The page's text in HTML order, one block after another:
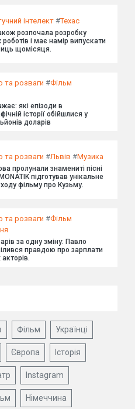
інтелект#Техас
розпочала розробку
роботів і має намір випускати
щомісяця.
та розваги #Фільм
які епізоди в
історії обійшлися у
доларів
та розваги #Львів #Музика
пролунали знамениті пісні
підготував унікальне
фільму про Кузьму.
та розваги #Фільм
за одну зміну: Павло
правдою про зарплати
Фільм Українці
Європа Історія
Instagram
Німеччина